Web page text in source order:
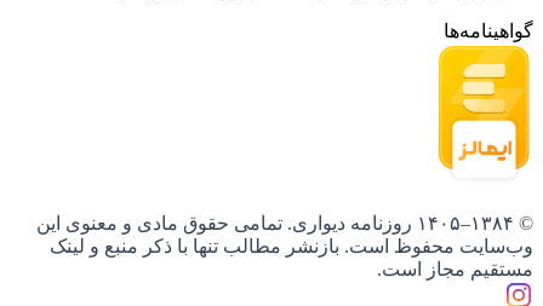
گواهینامه‌ها
© ۱۳۸۴–۱۴۰۵ روزنامه دیواری. تمامی حقوق مادی و معنوی این
وب‌سایت محفوظ است. بازنشر مطالب تنها با ذکر منبع و لینک
مستقیم مجاز است.